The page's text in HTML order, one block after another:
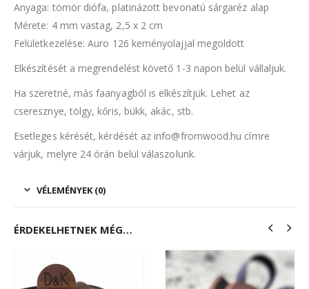
Anyaga: tömör diófa, platinázott bevonatú sárgaréz alap
Mérete: 4 mm vastag, 2,5 x 2 cm
Felületkezelése: Auro 126 keményolajjal megoldott
Elkészítését a megrendelést követő 1-3 napon belül vállaljuk.
Ha szeretné, más faanyagból is elkészítjük. Lehet az
cseresznye, tölgy, kőris, bükk, akác, stb.
Esetleges kérését, kérdését az info@fromwood.hu címre
várjuk, melyre 24 órán belül válaszolunk.
VÉLEMÉNYEK (0)
ÉRDEKELHETNEK MÉG…